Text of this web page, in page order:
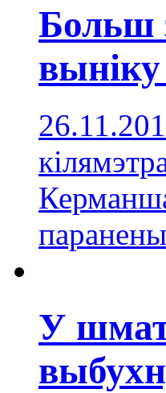
Больш
выніку
У